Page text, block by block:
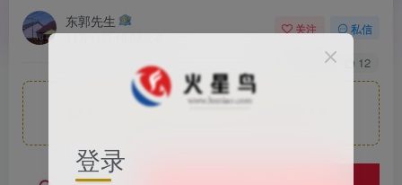
东郭先生
11月11日 16:08发布
关注 私信
109 12
此处内容已隐藏，请评论后刷新页面查看.
登录